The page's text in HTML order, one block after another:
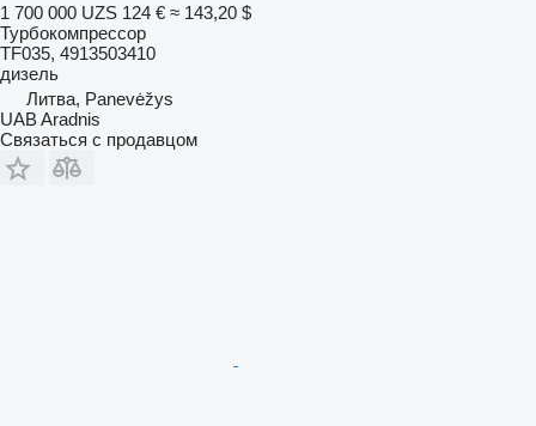
1 700 000 UZS 124 € ≈ 143,20 $
Турбокомпрессор
TF035, 4913503410
дизель
Литва, Panevėžys
UAB Aradnis
Связаться с продавцом